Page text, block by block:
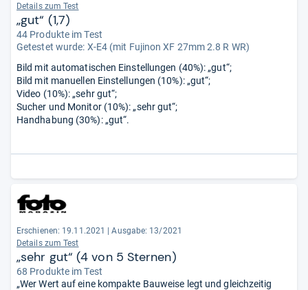
Details zum Test
„gut“ (1,7)
44 Produkte im Test
Getestet wurde: X-E4 (mit Fujinon XF 27mm 2.8 R WR)
Bild mit automatischen Einstellungen (40%): „gut“;
Bild mit manuellen Einstellungen (10%): „gut“;
Video (10%): „sehr gut“;
Sucher und Monitor (10%): „sehr gut“;
Handhabung (30%): „gut“.
Erschienen: 19.11.2021 | Ausgabe: 13/2021
Details zum Test
„sehr gut“ (4 von 5 Sternen)
68 Produkte im Test
„Wer Wert auf eine kompakte Bauweise legt und gleichzeitig